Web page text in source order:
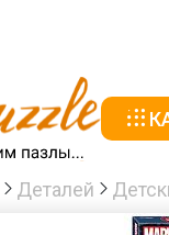
Деталей